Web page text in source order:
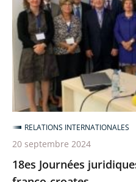
administratives
franco-
croates
18es Journées
RELATIONS INTERNATIONALES
20 septembre 2024